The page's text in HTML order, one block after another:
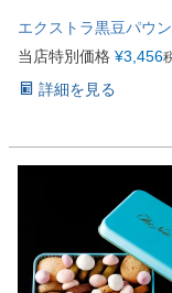
エクストラ黒豆パウ
当店特別価格 ¥3,456
詳細を見る